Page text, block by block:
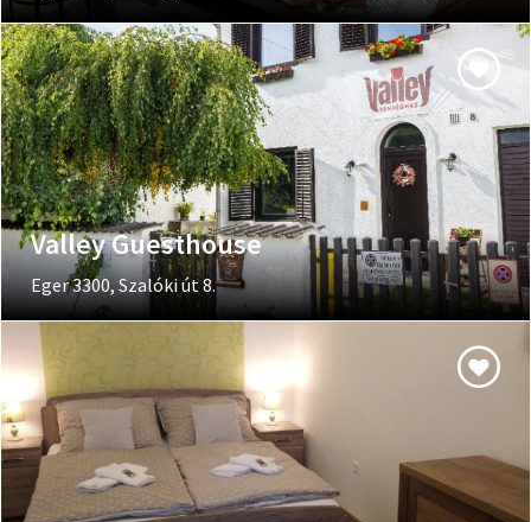
Valley Guesthouse
Eger 3300, Szalóki út 8.